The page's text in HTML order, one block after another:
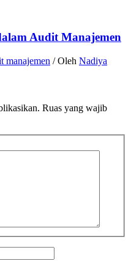
Audit Manajemen
manajemen / Oleh Nadiya
Ruas yang wajib